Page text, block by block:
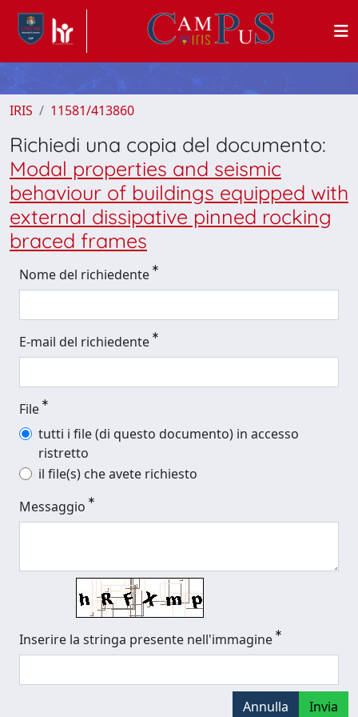
IRIS 11581/413860
Richiedi una copia del documento:
Modal properties and seismic
behaviour of buildings equipped with
external dissipative pinned rocking
braced frames
Nome del richiedente
E-mail del richiedente
File
tutti i file (di questo documento) in accesso
ristretto
il file(s) che avete richiesto
Messaggio
Inserire la stringa presente nell'immagine
Annulla Invia